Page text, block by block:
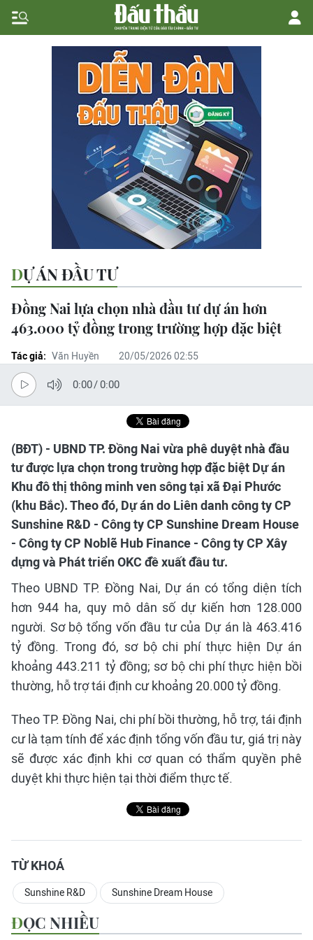
DỰ ÁN ĐẦU TƯ
Đồng Nai lựa chọn nhà đầu tư dự án hơn
463.000 tỷ đồng trong trường hợp đặc biệt
Tác giả: Văn Huyền 20/05/2026 02:55
0:00/0:00
(BĐT) - UBND TP. Đồng Nai vừa phê duyệt nhà đầu
tư được lựa chọn trong trường hợp đặc biệt Dự án
Khu đô thị thông minh ven sông tại xã Đại Phước
(khu Bắc). Theo đó, Dự án do Liên danh công ty CP
Sunshine R&D - Công ty CP Sunshine Dream House
- Công ty CP Noblẽ Hub Finance - Công ty CP Xây
dựng và Phát triển OKC đề xuất đầu tư.
Theo UBND TP. Đồng Nai, Dự án có tổng diện tích
hơn 944 ha, quy mô dân số dự kiến hơn 128.000
người. Sơ bộ tổng vốn đầu tư của Dự án là 463.416
tỷ đồng. Trong đó, sơ bộ chi phí thực hiện Dự án
khoảng 443.211 tỷ đồng; sơ bộ chi phí thực hiện bồi
thường, hỗ trợ tái định cư khoảng 20.000 tỷ đồng.
Theo TP. Đồng Nai, chi phí bồi thường, hỗ trợ, tái định
cư là tạm tính để xác định tổng vốn đầu tư, giá trị này
sẽ được xác định khi cơ quan có thẩm quyền phê
duyệt khi thực hiện tại thời điểm thực tế.
TỪ KHOÁ
Sunshine R&D Sunshine Dream House
ĐỌC NHIỀU